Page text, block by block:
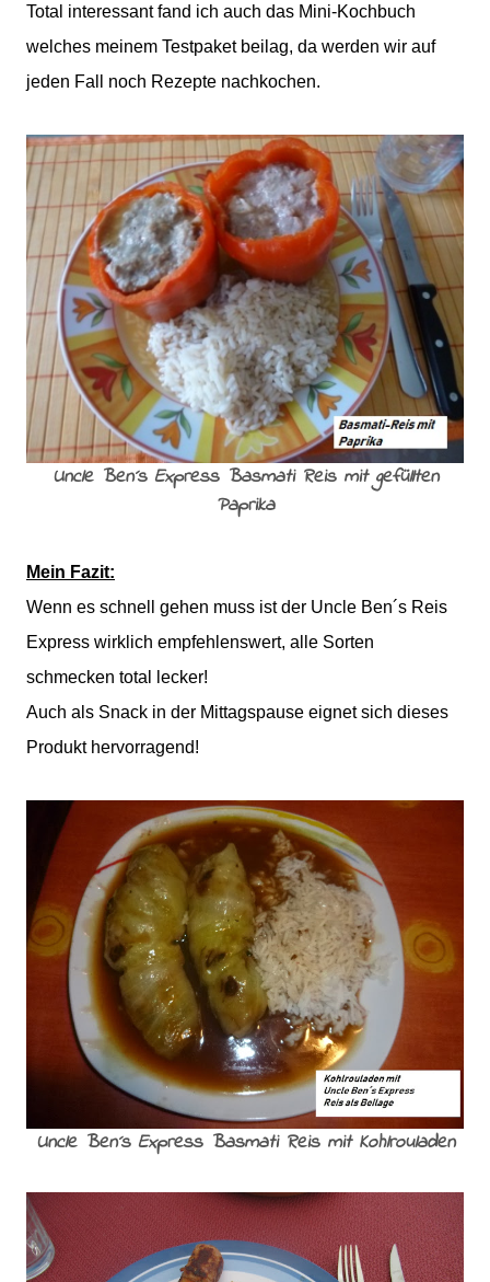
Total interessant fand ich auch das Mini-Kochbuch
welches meinem Testpaket beilag, da werden wir auf
jeden Fall noch Rezepte nachkochen.
Uncle Ben´s Express Basmati Reis mit gefüllten
Paprika
Mein Fazit:
Wenn es schnell gehen muss ist der Uncle Ben´s Reis
Express wirklich empfehlenswert, alle Sorten
schmecken total lecker!
Auch als Snack in der Mittagspause eignet sich dieses
Produkt hervorragend!
Uncle Ben´s Express Basmati Reis mit Kohlrouladen